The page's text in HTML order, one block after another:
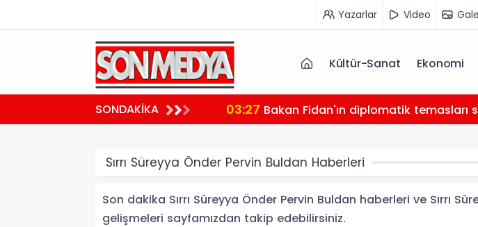
Yazarlar Video
Kültür-Sanat Ekonomi
SONDAKİKA 03:27 Bakan Fidan'ın diplomatik temasları
Sırrı Süreyya Önder Pervin Buldan Haberleri
Son dakika Sırrı Süreyya Önder Pervin Buldan haberleri ve Sırrı
gelişmeleri sayfamızdan takip edebilirsiniz.